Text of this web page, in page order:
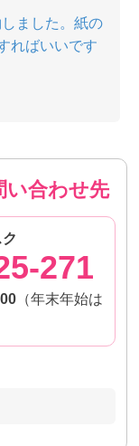
ました。紙の
ればいいです
い合わせ先
271
（年末年始は